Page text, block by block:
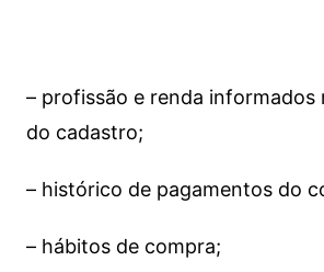
– profissão e renda informados
do cadastro;
– histórico de pagamentos do
– hábitos de compra;